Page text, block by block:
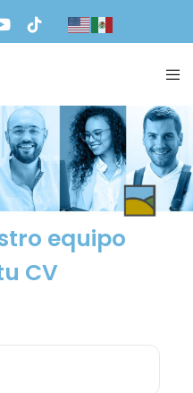
equipo
CV